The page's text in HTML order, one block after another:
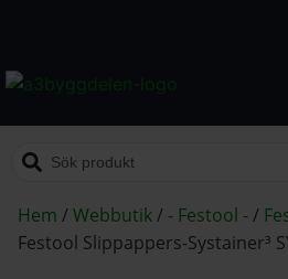
Hem /Webbutik/ - Festool -/
Festool Slippappers-Systainer³